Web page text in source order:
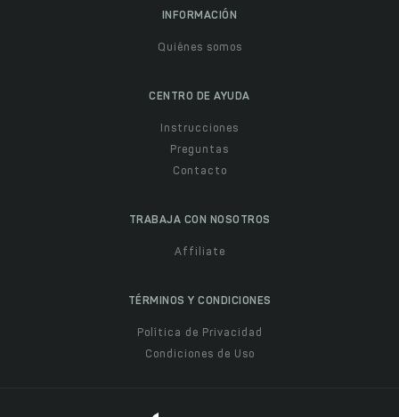
INFORMACIÓN
Quiénes somos
CENTRO DE AYUDA
Instrucciones
Preguntas
Contacto
TRABAJA CON NOSOTROS
Affiliate
TÉRMINOS Y CONDICIONES
Política de Privacidad
Condiciones de Uso